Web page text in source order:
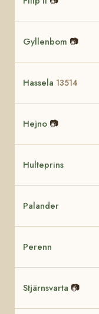
Gyllenbom 📷
Hassela 13514
Hejno 📷
Hulteprins
Palander
Perenn
Stjärnsvarta 📷